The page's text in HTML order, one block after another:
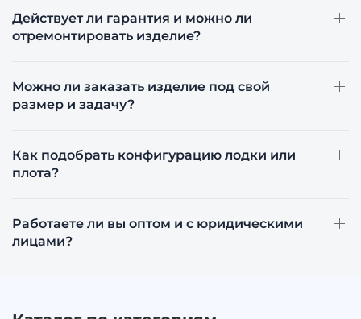
Действует ли гарантия и можно ли
отремонтировать изделие?
Можно ли заказать изделие под свой
размер и задачу?
Как подобрать конфигурацию лодки или
плота?
Работаете ли вы оптом и с юридическими
лицами?